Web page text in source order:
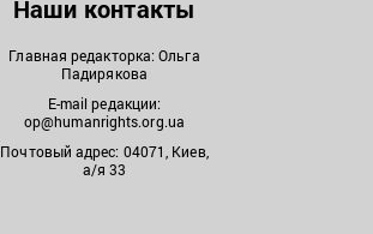
Наши контакты
Главная редакторка: Ольга
Падирякова
E-mail редакции:
op@humanrights.org.ua
Почтовый адрес: 04071, Киев,
а/я 33